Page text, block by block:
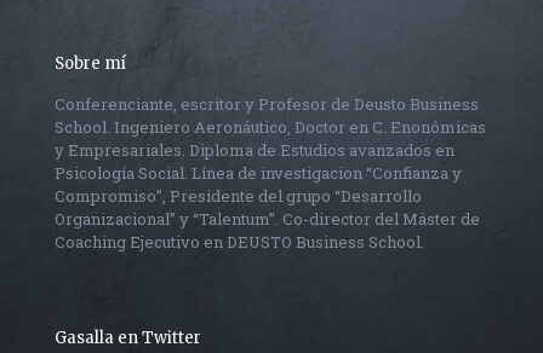
Sobre mí
Conferenciante, escritor y Profesor de Deusto Business
School. Ingeniero Aeronáutico, Doctor en C. Enonómicas
y Empresariales. Diploma de Estudios avanzados en
Psicología Social. Línea de investigacion “Confianza y
Compromiso”, Presidente del grupo “Desarrollo
Organizacional” y “Talentum”. Co-director del Máster de
Coaching Ejecutivo en DEUSTO Business School.
Gasalla en Twitter